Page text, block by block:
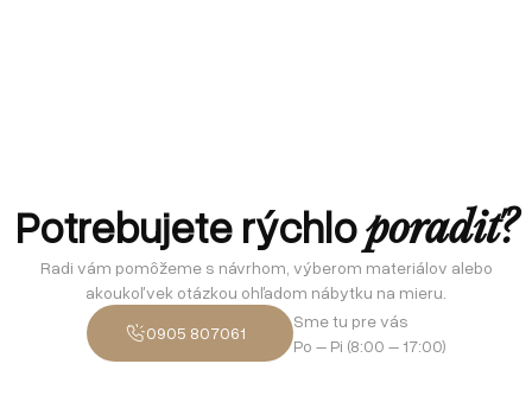
Potrebujete rýchloporadiť?
Radi vám pomôžeme s návrhom, výberom materiálov alebo
akoukoľvek otázkou ohľadom nábytku na mieru.
0905 807061
Sme tu pre vás
Po – Pi (8:00 – 17:00)